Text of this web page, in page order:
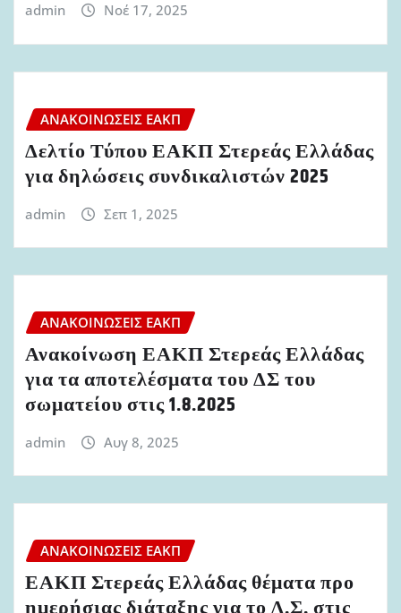
admin Νοέ 17, 2025
ΑΝΑΚΟΙΝΏΣΕΙΣ ΕΑΚΠ
Δελτίο Τύπου ΕΑΚΠ Στερεάς Ελλάδας
για δηλώσεις συνδικαλιστών 2025
admin Σεπ 1, 2025
ΑΝΑΚΟΙΝΏΣΕΙΣ ΕΑΚΠ
Ανακοίνωση ΕΑΚΠ Στερεάς Ελλάδας
για τα αποτελέσματα του ΔΣ του
σωματείου στις 1.8.2025
admin Αυγ 8, 2025
ΑΝΑΚΟΙΝΏΣΕΙΣ ΕΑΚΠ
ΕΑΚΠ Στερεάς Ελλάδας θέματα προ